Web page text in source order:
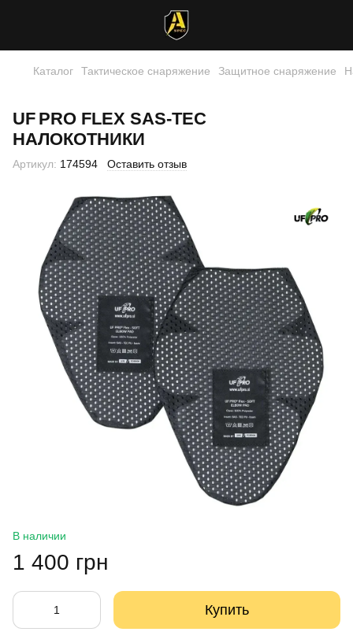
Каталог Тактическое снаряжение Защитное снаряжение
UF PRO FLEX SAS‑TEC
НАЛОКОТНИКИ
Артикул: 174594 Оставить отзыв
В наличии
1 400 грн
Купить